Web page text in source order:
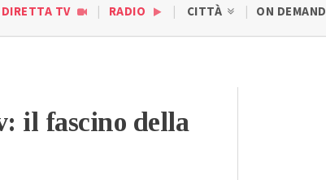
DIRETTA TV RADIO CITTÀ ON DEMAND
il fascino della